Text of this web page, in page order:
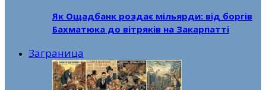
Як Ощадбанк роздає мільярди: від боргів
Бахматюка до вітряків на Закарпатті
Заграница